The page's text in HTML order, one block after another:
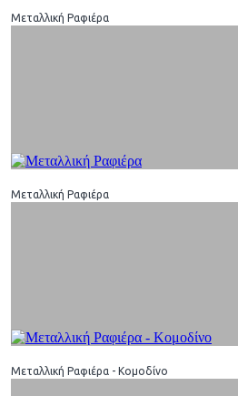
Μεταλλική Ραφιέρα
Μεταλλική Ραφιέρα
Μεταλλική Ραφιέρα - Κομοδίνο